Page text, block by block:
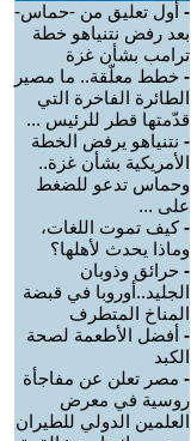
- أول تعليق من -حماس-
بعد رفض نتنياهو خطة
ترامب بشأن غزة
- خطط معلّقة.. ما مصير
الطائرة الفاخرة التي
قدّمتها قطر للرئيس ...
- نتنياهو يرفض الخطة
الأمريكية بشأن غزة..
وحماس تدعو للضغط
على ...
-كيف تموت اللغات،
وماذا يحدث لأهلها؟
- حرائق وذوبان
الجليد..أوروبا في قبضة
المناخ المتطرف
- أفضل الأطعمة لصحة
الكبد
- مصر تعلن عن مفاجأة
روسية في معرض
العلمين الدولي للطيران